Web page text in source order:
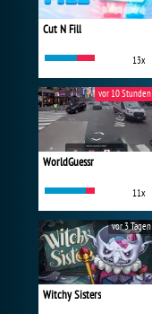
Cut N Fill
13x
WorldGuessr
11x
vor 10 Stunden
Witchy Sisters
vor 3 Tagen